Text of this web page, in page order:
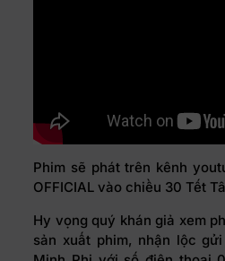
Phim sẽ phát trên kênh
OFFICIAL vào chiều 30 Tết
Hy vọng quý khán giả xem
sản xuất phim, nhận lộc